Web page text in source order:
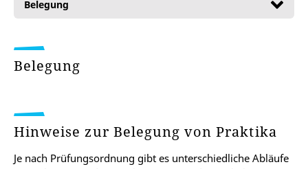
Belegung
Belegung
Hinweise zur Belegung von Praktika
Je nach Prüfungsordnung gibt es unterschiedliche Abläufe